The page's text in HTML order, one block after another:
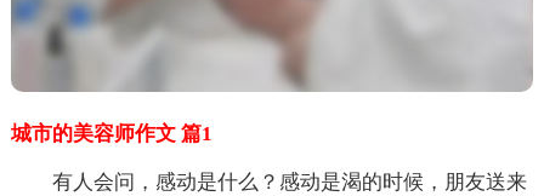
城市的美容师作文 篇1
有人会问，感动是什么？感动是渴的时候，朋友送来